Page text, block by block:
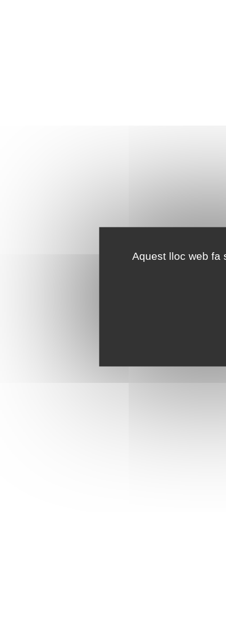
Aquest lloc web fa